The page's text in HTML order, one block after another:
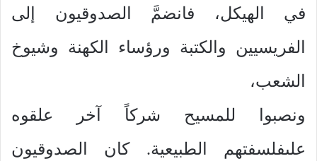
في الهيكل، فانضمَّ الصدوقيون إلى
الفريسيين والكتبة ورؤساء الكهنة وشيوخ
الشعب،
ونصبوا للمسيح شركاً آخر علقوه
علىفلسفتهم الطبيعية. كان الصدوقيون